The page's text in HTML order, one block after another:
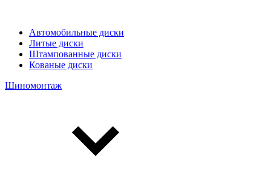
Автомобильные диски
Литые диски
Штампованные диски
Кованые диски
Шиномонтаж